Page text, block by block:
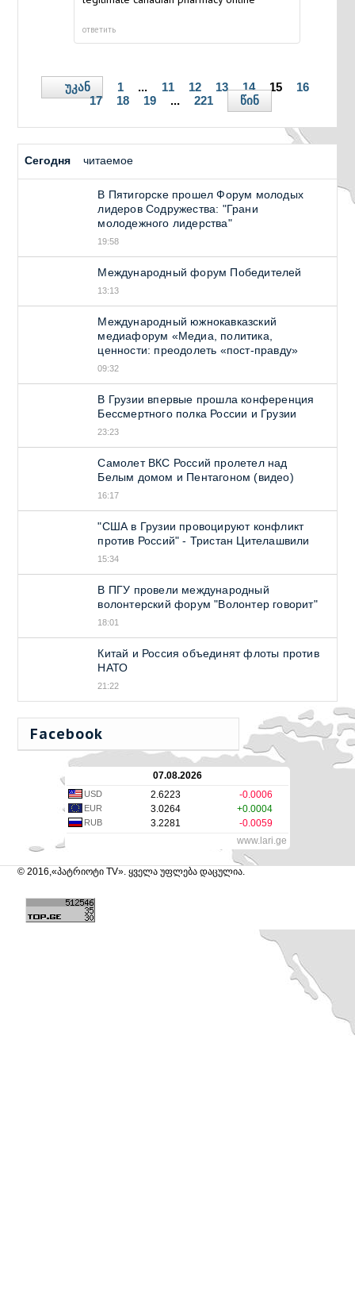
ответить
უკან 1 ... 11 12 13 14 15
16
17
18 19 ... 221 წინ
Сегодня читаемое
В Пятигорске прошел Форум молодых
лидеров Содружества: "Грани
молодежного лидерства"
19:58
Международный форум Победителей
13:13
Международный южнокавказский
медиафорум «Медиа, политика,
ценности: преодолеть «пост-правду»
09:32
В Грузии впервые прошла конференция
Бессмертного полка России и Грузии
23:23
Самолет ВКС Россий пролетел над
Белым домом и Пентагоном (видео)
16:17
"США в Грузии провоцируют конфликт
против Россий" - Тристан Цителашвили
15:34
В ПГУ провели международный
волонтерский форум "Волонтер говорит"
18:01
Китай и Россия объединят флоты против
НАТО
21:22
Facebook
07.08.2026
USD 2.6223 -0.0006
EUR 3.0264 +0.0004
RUB 3.2281
-0.0059
www.lari.ge
© 2016,«პატრიოტი TV». ყველა უფლება დაცულია.